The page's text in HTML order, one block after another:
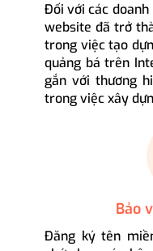
Đối với các doanh
website đã trở
trong việc tạo
quảng bá trên
gắn với thương
trong việc xây
Bảo
Đăng ký tên